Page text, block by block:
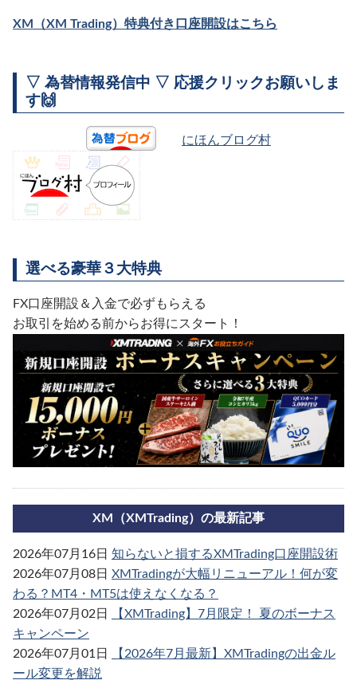
XM（XM Trading）特典付き口座開設はこちら
▽ 為替情報発信中 ▽ 応援クリックお願いしま
す🙌
にほんブログ村
選べる豪華３大特典
FX口座開設＆入金で必ずもらえる
お取引を始める前からお得にスタート！
XM（XMTrading）の最新記事
2026年07月16日 知らないと損するXMTrading口座開設術
2026年07月08日 XMTradingが大幅リニューアル！何が変
わる？MT4・MT5は使えなくなる？
2026年07月02日
【XMTrading】7月限定！ 夏のボーナス
キャンペーン
2026年07月01日
【2026年7月最新】XMTradingの出金ル
ール変更を解説